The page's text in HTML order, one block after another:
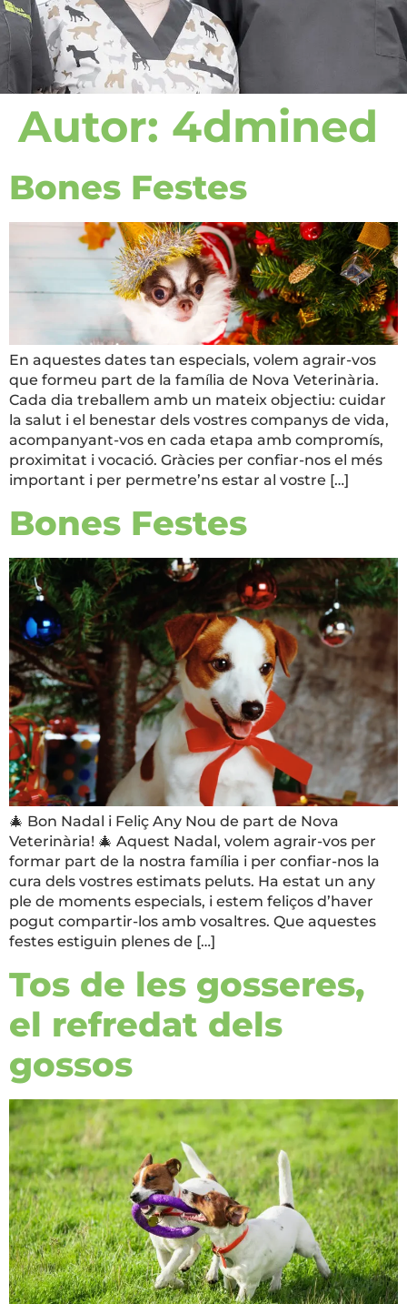
Autor: 4dmined
Bones Festes
En aquestes dates tan especials, volem agrair-vos
que formeu part de la família de Nova Veterinària.
Cada dia treballem amb un mateix objectiu: cuidar
la salut i el benestar dels vostres companys de vida,
acompanyant-vos en cada etapa amb compromís,
proximitat i vocació. Gràcies per confiar-nos el més
important i per permetre’ns estar al vostre […]
Bones Festes
🎄 Bon Nadal i Feliç Any Nou de part de Nova
Veterinària! 🎄 Aquest Nadal, volem agrair-vos per
formar part de la nostra família i per confiar-nos la
cura dels vostres estimats peluts. Ha estat un any
ple de moments especials, i estem feliços d’haver
pogut compartir-los amb vosaltres. Que aquestes
festes estiguin plenes de […]
Tos de les gosseres,
el refredat dels
gossos